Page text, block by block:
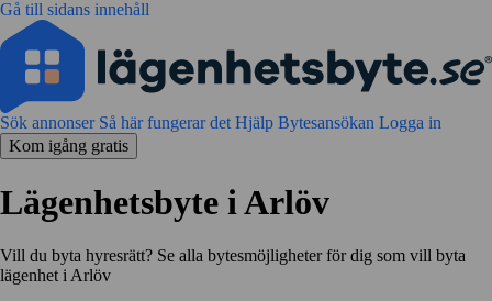
Gå till sidans innehåll
Sök annonser Så här fungerar det Hjälp Bytesansökan Logga in
Kom igång gratis
Lägenhetsbyte i Arlöv
Vill du byta hyresrätt? Se alla bytesmöjligheter för dig som vill byta
lägenhet i Arlöv